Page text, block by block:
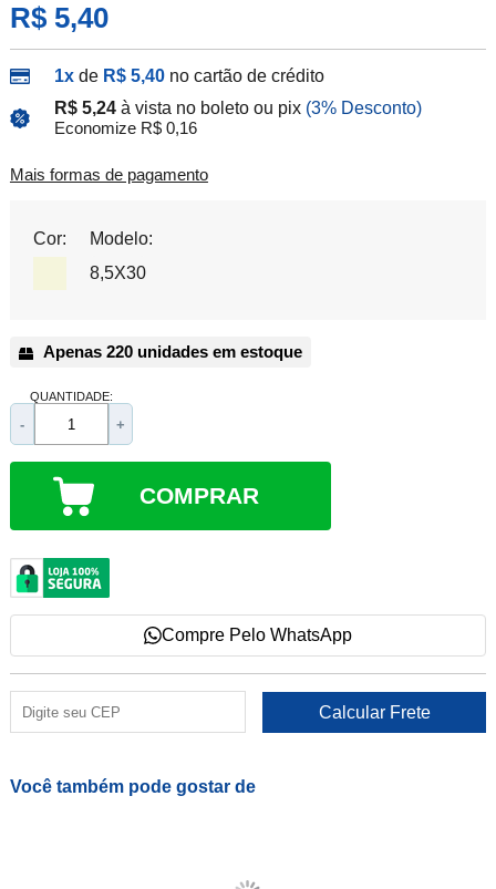
R$ 5,40
1xde R$ 5,40 no cartão de crédito
R$ 5,24 à vista no boleto ou pix (3% Desconto)
Economize R$ 0,16
Mais formas de pagamento
Cor:
Modelo:
8,5X30
Apenas 220 unidades em estoque
QUANTIDADE:
- +
COMPRAR
Compre Pelo WhatsApp
Você também pode gostar de